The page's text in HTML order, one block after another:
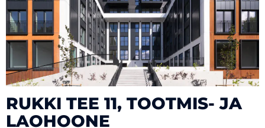
RUKKI TEE 11, TOOTMIS- JA
LAOHOONE